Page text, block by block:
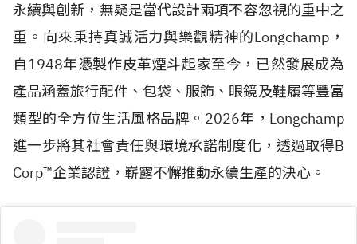
永續與創新，無疑是當代設計兩項不容忽視的重中之
重。向來秉持真誠活力與樂觀精神的Longchamp，
自1948年憑製作皮革煙斗起家至今，已然發展成為
產品涵蓋旅行配件、包袋、服飾、眼鏡及鞋履等豐富
類型的全方位生活風格品牌。2026年，Longchamp
進一步將其社會責任與環境承諾制度化，透過取得B
Corp™企業認證，嶄露不懈推動永續生產的決心。